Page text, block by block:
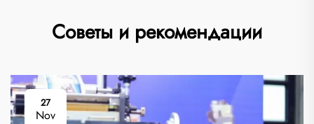
Советы и рекомендации
27
Nov